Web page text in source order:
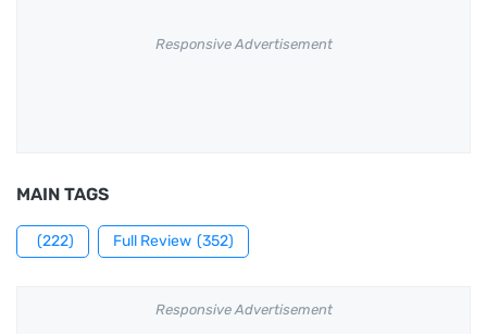
Responsive Advertisement
MAIN TAGS
(222) Full Review (352)
Responsive Advertisement